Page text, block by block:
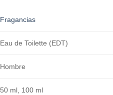
Fragancias
Eau de Toilette (EDT)
Hombre
50 ml, 100 ml